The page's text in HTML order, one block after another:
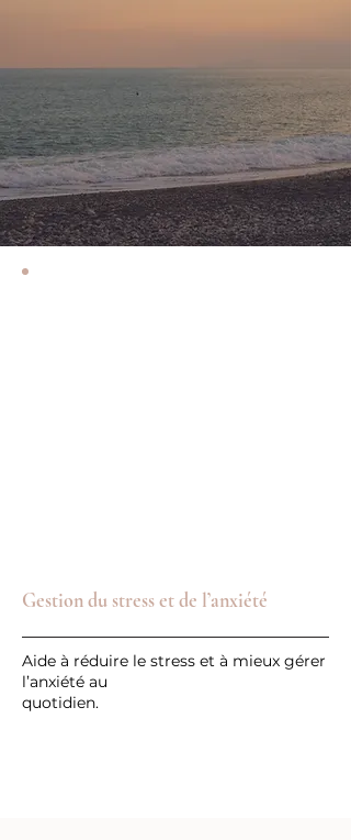
Gestion du stress et de l’anxiété
Aide à réduire le stress et à mieux gérer
l’anxiété au
quotidien.